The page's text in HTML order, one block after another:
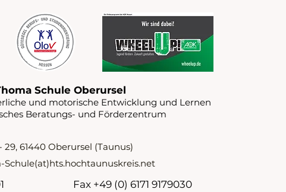
Schule Oberursel
und motorische Entwicklung und Lernen
Beratungs- und Förderzentrum
29, 61440 Oberursel (Taunus)
Schule(at)hts.hochtaunuskreis.net
Fax +49 (0) 6171 9179030